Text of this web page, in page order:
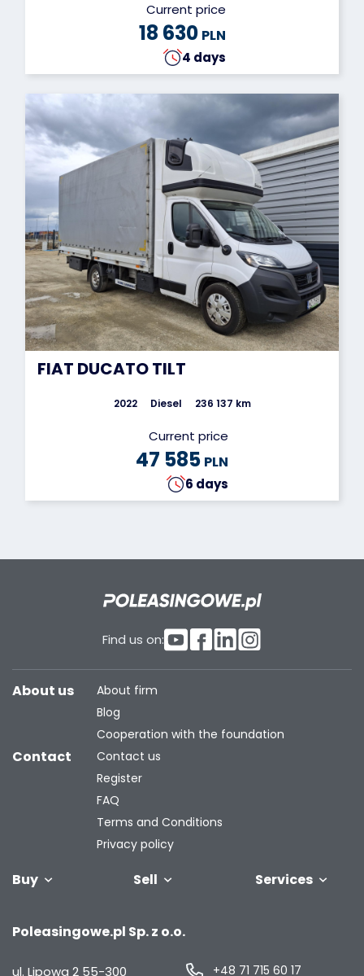
Current price
18 630 PLN
4 days
FIAT DUCATO TILT
2022 Diesel 236 137 km
Current price
47 585 PLN
6 days
Find us on:
Buy Sell
your fleet
Services
About us
About firm
Blog
Cooperation with the foundation
Contact
Contact us
Register
FAQ
Terms and Conditions
Privacy policy
Poleasingowe.pl Sp. z o.o.
ul. Lipowa 2 55-300 +48 71 715 60 17